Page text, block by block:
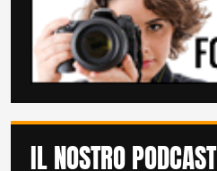
IL NOSTRO PODCAST